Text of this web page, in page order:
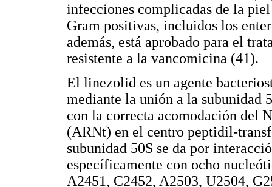
infecciones complicadas de la
Gram positivas, incluidos los
además, está aprobado para el
resistente a la vancomicina (41).
El linezolid es un agente
mediante la unión a la subunidad
con la correcta acomodación del
(ARNt) en el centro peptidil-
subunidad 50S se da por
específicamente con ocho
A2451, C2452, A2503, U2504,